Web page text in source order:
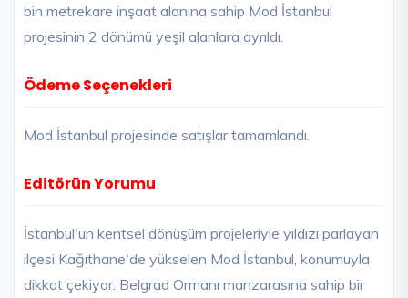
bin metrekare inşaat alanına sahip Mod İstanbul
projesinin 2 dönümü yeşil alanlara ayrıldı.
Ödeme Seçenekleri
Mod İstanbul projesinde satışlar tamamlandı.
Editörün Yorumu
İstanbul'un kentsel dönüşüm projeleriyle yıldızı parlayan
ilçesi Kağıthane'de yükselen Mod İstanbul, konumuyla
dikkat çekiyor. Belgrad Ormanı manzarasına sahip bir